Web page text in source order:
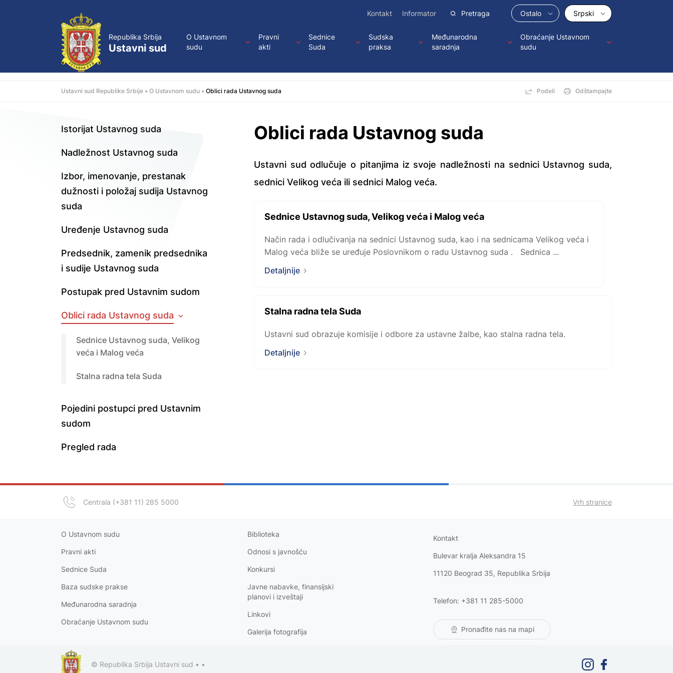
Republika Srbija
Ustavni sud
Kontakt Informator Ostalo Srpski
O Ustavnom
sudu
Pravni
akti
Sednice
Suda
Sudska
praksa
Međunarodna
saradnja
Obraćanje Ustavnom
sudu
Ustavni sud Republike Srbije O Ustavnom sudu Oblici rada Ustavnog suda Podeli Odštampajte
Oblici rada Ustavnog suda
Ustavni sud odlučuje o pitanjima iz svoje nadležnosti na sednici Ustavnog suda,
sednici Velikog veća ili sednici Malog veća.
Sednice Ustavnog suda, Velikog veća i Malog veća
Način rada i odlučivanja na sednici Ustavnog suda, kao i na sednicama Velikog veća i
Malog veća bliže se uređuje Poslovnikom o radu Ustavnog suda . Sednica ...
Detaljnije
Stalna radna tela Suda
Ustavni sud obrazuje komisije i odbore za ustavne žalbe, kao stalna radna tela.
Detaljnije
Istorijat Ustavnog suda
Nadležnost Ustavnog suda
Izbor, imenovanje, prestanak
dužnosti i položaj sudija Ustavnog
suda
Uređenje Ustavnog suda
Predsednik, zamenik predsednika
i sudije Ustavnog suda
Postupak pred Ustavnim sudom
Oblici rada Ustavnog suda
Sednice Ustavnog suda, Velikog
veća i Malog veća
Stalna radna tela Suda
Pojedini postupci pred Ustavnim
sudom
Pregled rada
Centrala (+381 11) 285 5000 Vrh stranice
O Ustavnom sudu
Pravni akti
Sednice Suda
Baza sudske prakse
Međunarodna saradnja
Obraćanje Ustavnom sudu
Biblioteka
Odnosi sjavnošću
Konkursi
Javne nabavke, finansijski
planovi i izveštaji
Linkovi
Galerija fotografija
Kontakt
Bulevar kralja Aleksandra 15
11120 Beograd 35, Republika Srbija
Telefon: +381 11 285-5000
Pronađite nas na mapi
© Republika Srbija Ustavni sud • •